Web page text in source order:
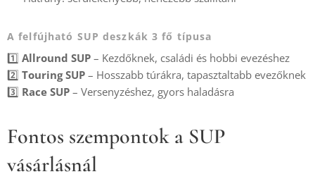
A felfújható SUP deszkák 3 fő típusa
1️⃣ Allround SUP – Kezdőknek, családi és hobbi evezéshez
2️⃣ Touring SUP – Hosszabb túrákra, tapasztaltabb evezőknek
3️⃣ Race SUP – Versenyzéshez, gyors haladásra
Fontos szempontok a SUP
vásárlásnál